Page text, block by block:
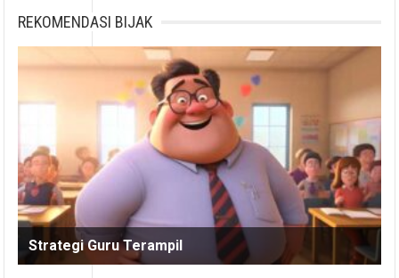
REKOMENDASI BIJAK
Strategi Guru Terampil